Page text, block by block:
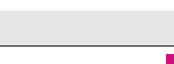
estrictos de profesionalismo y confiabilidad.